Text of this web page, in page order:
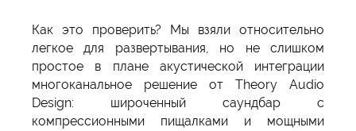
Как это проверить? Мы взяли относительно
легкое для развертывания, но не слишком
простое в плане акустической интеграции
многоканальное решение от Theory Audio
Design: широченный саундбар с
компрессионными пищалками и мощными